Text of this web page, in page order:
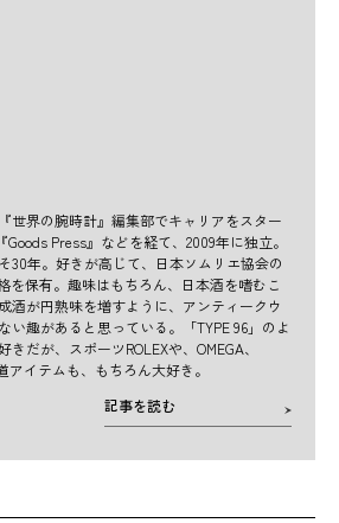
世界の腕時計』編集部でキャリアをスター
Goods Press』などを経て、2009年に独立。
30年。好きが高じて、日本ソムリエ協会の
格を保有。趣味はもちろん、日本酒を嗜むこ
酒が円熟味を増すように、アンティークウ
い趣があると思っている。「TYPE 96」のよ
だが、スポーツROLEXや、OMEGA、
アイテムも、もちろん大好き。
記事を読む